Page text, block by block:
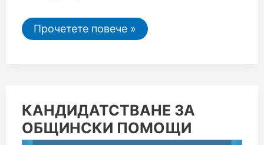
Прочетете повече »
КАНДИДАТСТВАНЕ ЗА
ОБЩИНСКИ ПОМОЩИ
КАНДИДАТСТВАНЕ
ЗА
ОБЩИНСКИ
ПОМОЩИ